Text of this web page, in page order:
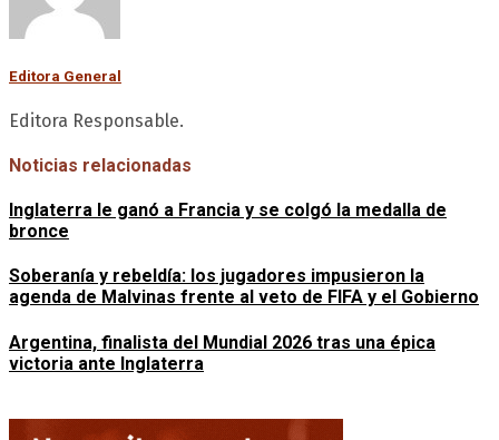
Editora General
Editora Responsable.
Noticias relacionadas
Inglaterra le ganó a Francia y se colgó la medalla de
bronce
Soberanía y rebeldía: los jugadores impusieron la
agenda de Malvinas frente al veto de FIFA y el Gobierno
Argentina, finalista del Mundial 2026 tras una épica
victoria ante Inglaterra